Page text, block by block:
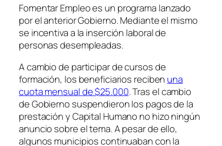
Fomentar Empleo es un programa lanzado
por el anterior Gobierno. Mediante el mismo
se incentiva a la inserción laboral de
personas desempleadas.
A cambio de participar de cursos de
formación, los beneficiarios reciben una
cuota mensual de $25.000. Tras el cambio
de Gobierno suspendieron los pagos de la
prestación y Capital Humano no hizo ningún
anuncio sobre el tema. A pesar de ello,
algunos municipios continuaban con la